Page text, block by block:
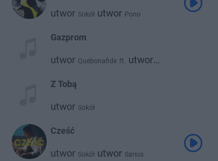
utwor Sokół utwor Pono
Gazprom
utwor Quebonafide ft. utwor
Z Tobą
utwor Sokół
Cześć
utwor Sokół utwor Sarius